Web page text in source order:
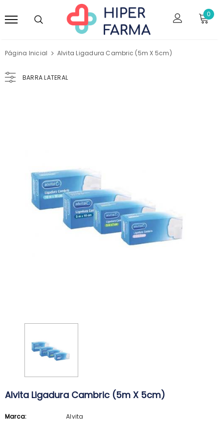
0
Página Inicial Alvita Ligadura Cambric (5m X 5cm)
BARRA LATERAL
Alvita Ligadura Cambric (5m X 5cm)
Marca:
Alvita